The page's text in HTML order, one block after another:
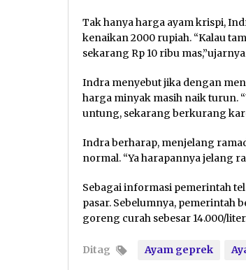
Tak hanya harga ayam krispi,
kenaikan 2000 rupiah. “Kalau
sekarang Rp 10 ribu
Indra menyebut jika dengan
harga minyak masih naik turun.
untung, sekarang berkurang
Indra berharap, menjelang
normal. “Ya harapannya jelang
Sebagai informasi pemerintah
pasar. Sebelumnya, pemerintah
goreng curah sebesar 14.000/
Ditag Ayam geprek